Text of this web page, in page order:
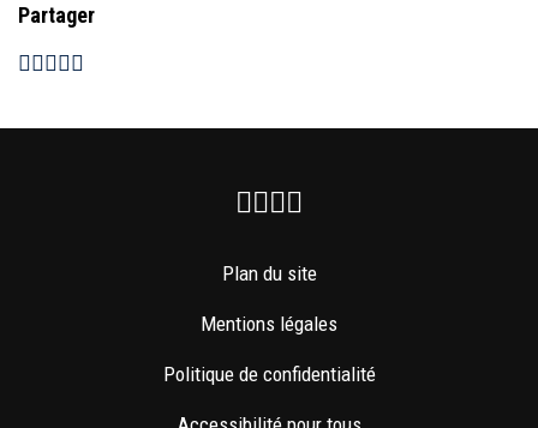
Partager
Facebook
Instagram
Youtube
Plan du site
Mentions légales
Politique de confidentialité